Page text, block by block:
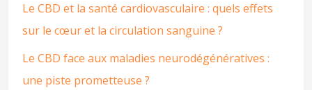
Le CBD et la santé cardiovasculaire : quels effets
sur le cœur et la circulation sanguine ?
Le CBD face aux maladies neurodégénératives :
une piste prometteuse ?